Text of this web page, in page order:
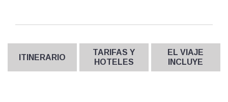
ITINERARIO
TARIFAS Y
HOTELES
EL VIAJE
INCLUYE